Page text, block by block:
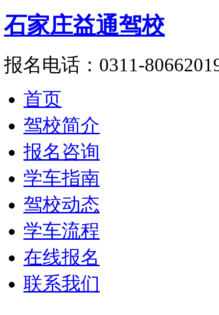
石家庄益通驾校
报名电话：0311-
首页
驾校简介
报名咨询
学车指南
驾校动态
学车流程
在线报名
联系我们